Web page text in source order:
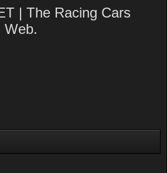
| The Racing Cars
Web.